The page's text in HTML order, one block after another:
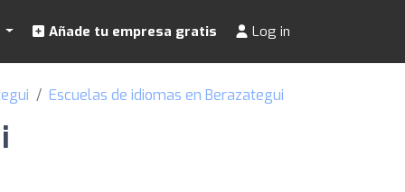
Añade tu empresa gratis Log in
Escuelas de idiomas en Berazategui